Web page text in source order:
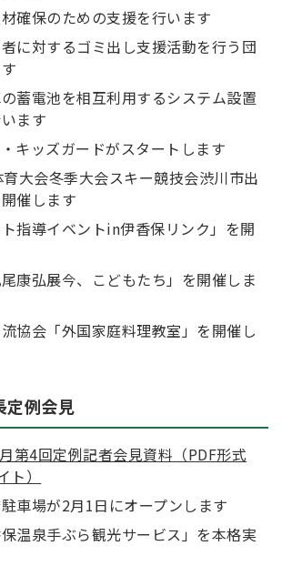
確保のための支援を行います
に対するゴミ出し支援活動を行う団
蓄電池を相互利用するシステム設置
ます
キッズガードがスタートします
大会冬季大会スキー競技会渋川市出
催します
ト指導イベントin伊香保リンク」を開
康弘展今、こどもたち」を開催しま
協会「外国家庭料理教室」を開催し
定例会見
第4回定例記者会見資料（PDF形式
）
車場が2月1日にオープンします
保温泉手ぶら観光サービス」を本格実